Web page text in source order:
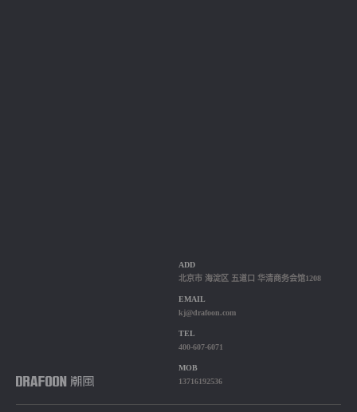
ADD
北京市 海淀区 五道口 华清商务会馆1208
EMAIL
kj@drafoon.com
TEL
400-607-6071
MOB
13716192536